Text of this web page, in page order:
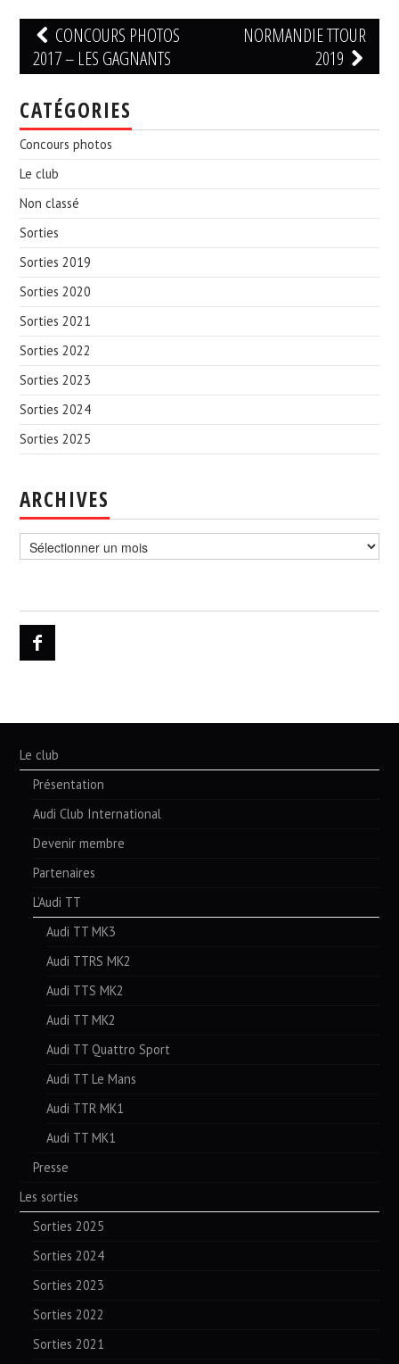
Navigation
des
articles
CONCOURS PHOTOS
2017 – LES GAGNANTS
NORMANDIE TTOUR
2019
CATÉGORIES
Concours photos
Le club
Non classé
Sorties
Sorties 2019
Sorties 2020
Sorties 2021
Sorties 2022
Sorties 2023
Sorties 2024
Sorties 2025
ARCHIVES
Le club
Présentation
Audi Club International
Devenir membre
Partenaires
L’Audi TT
Audi TT MK3
Audi TTRS MK2
Audi TTS MK2
Audi TT MK2
Audi TT Quattro Sport
Audi TT Le Mans
Audi TTR MK1
Audi TT MK1
Presse
Les sorties
Sorties 2025
Sorties 2024
Sorties 2023
Sorties 2022
Sorties 2021